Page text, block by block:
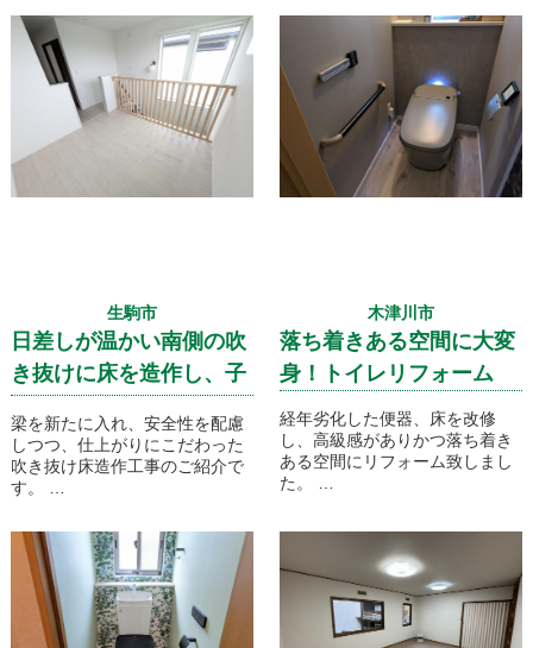
覧ください！
外線などの自然的要因による経
年劣化もあります。今回紹介さ
せて頂きます施工事例、S様邸
ではそんな経年劣化したお部屋
を綺麗にしたいと弊社にご相談
頂き、ほぼ全室の内装の改修工
事をさせて頂きました。施工前
の状況からどう変わるのか、ぜ
ひご覧ください。
生駒市
日差しが温かい南側の吹
き抜けに床を造作し、子
梁を新たに入れ、安全性を配慮
しつつ、仕上がりにこだわった
吹き抜け床造作工事のご紹介で
す。
リングで仕上げ、とても明るい
雰囲気になりました。
木津川市
落ち着きある空間に大変
身！トイレリフォーム
経年劣化した便器、床を改修
し、高級感がありかつ落ち着き
ある空間にリフォーム致しまし
た。
え、便器も掃除がしやすいLIXIL
の”サティスX”お選びいただき、
快適かつ機能性あふれたトイレ
空間になりました。